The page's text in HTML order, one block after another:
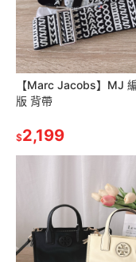
【Marc Jacobs】MJ
版 背帶
$2,199